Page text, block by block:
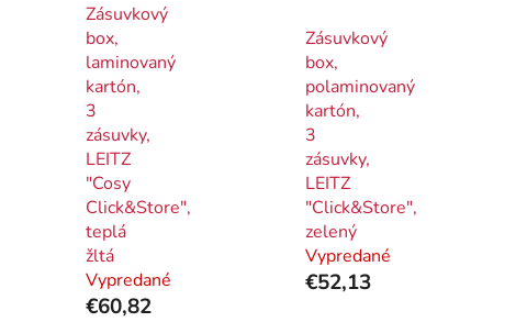
Zásuvkový
box,
laminovaný
kartón,
3
zásuvky,
LEITZ
"Cosy
Click&Store",
teplá
žltá
Vypredané
€60,82
Zásuvkový
box,
polaminovaný
kartón,
3
zásuvky,
LEITZ
"Click&Store",
zelený
Vypredané
€52,13